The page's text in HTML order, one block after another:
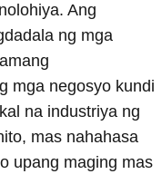
Ang
ng mga
mga negosyo kundi
na industriya ng
mas nahahasa
upang maging mas